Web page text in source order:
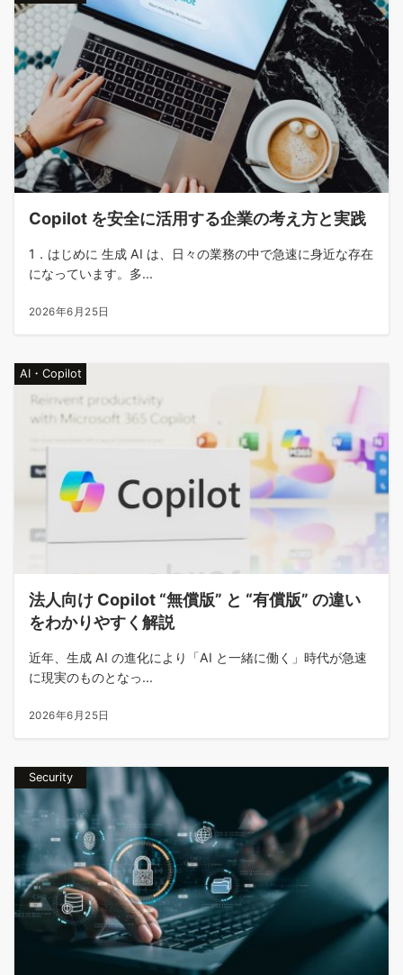
Copilot を安全に活用する企業の考え方と実践
1．はじめに 生成 AI は、日々の業務の中で急速に身近な存在
になっています。多...
2026年6月25日
AI・Copilot
法人向け Copilot “無償版” と “有償版” の違い
をわかりやすく解説
近年、生成 AI の進化により「AI と一緒に働く」時代が急速
に現実のものとなっ...
2026年6月25日
Security